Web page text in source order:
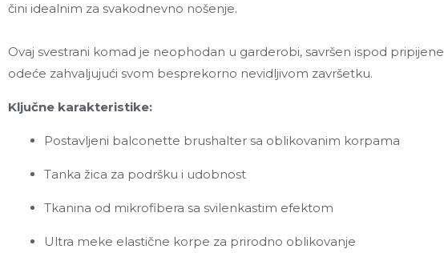
čini idealnim za svakodnevno nošenje.
Ovaj svestrani komad je neophodan u garderobi, savršen ispod pripijene
odeće zahvaljujući svom besprekorno nevidljivom završetku.
Ključne karakteristike:
Postavljeni balconette brushalter sa oblikovanim korpama
Tanka žica za podršku i udobnost
Tkanina od mikrofibera sa svilenkastim efektom
Ultra meke elastične korpe za prirodno oblikovanje